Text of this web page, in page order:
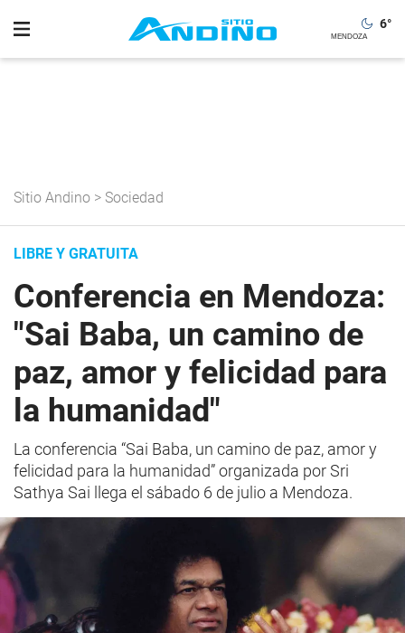
6°
Sitio Andino > Sociedad
LIBRE Y GRATUITA
Conferencia en Mendoza:
"Sai Baba, un camino de
paz, amor y felicidad para
la humanidad"
La conferencia “Sai Baba, un camino de paz, amor y
felicidad para la humanidad” organizada por Sri
Sathya Sai llega el sábado 6 de julio a Mendoza.